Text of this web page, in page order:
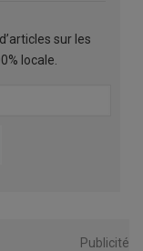
sur les
locale.
Publicité